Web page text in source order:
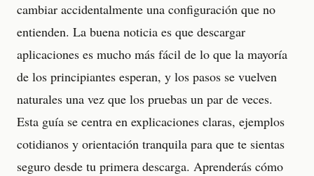
cambiar accidentalmente una configuración que no
entienden. La buena noticia es que descargar
aplicaciones es mucho más fácil de lo que la mayoría
de los principiantes esperan, y los pasos se vuelven
naturales una vez que los pruebas un par de veces.
Esta guía se centra en explicaciones claras, ejemplos
cotidianos y orientación tranquila para que te sientas
seguro desde tu primera descarga. Aprenderás cómo